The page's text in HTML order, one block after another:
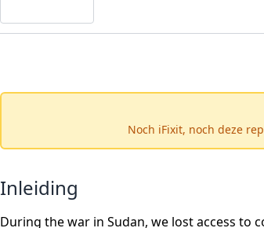
Noch iFixit, noch deze
Inleiding
During the war in Sudan, we lost access to